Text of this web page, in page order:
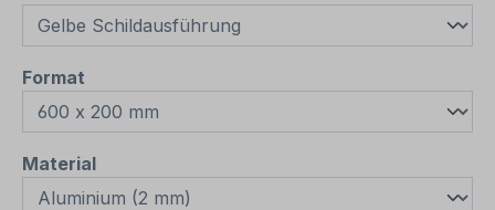
Format
Materialauswählen